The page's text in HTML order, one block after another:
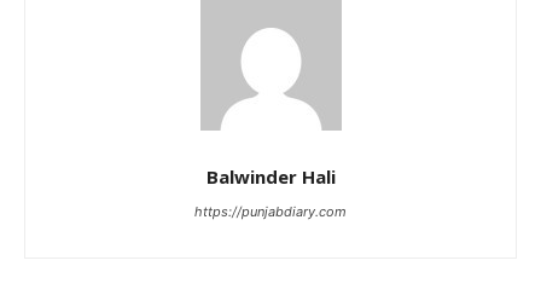
Balwinder Hali
https://punjabdiary.com